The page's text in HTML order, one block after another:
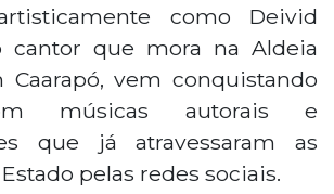
como Deivid
cantor que mora na Aldeia
Caarapó, vem conquistando
músicas autorais e
que já atravessaram as
pelas redes sociais.